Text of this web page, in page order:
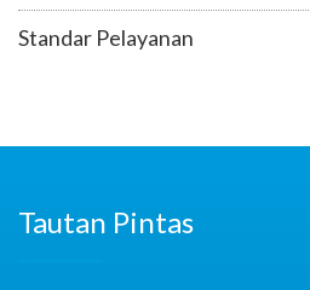
Standar Pelayanan
Tautan Pintas